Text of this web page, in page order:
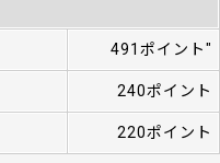
491ポイント"
240ポイント
220ポイント